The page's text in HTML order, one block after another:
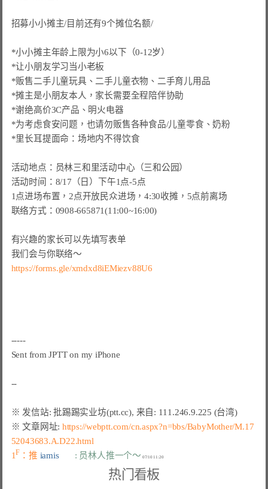
招募小小摊主/目前还有9个摊位名额/
*小小摊主年龄上限为小6以下（0-12岁）
*让小朋友学习当小老板
*贩售二手儿童玩具、二手儿童衣物、二手育儿用品
*摊主是小朋友本人，家长需要全程陪伴协助
*谢绝高价3C产品、明火电器
*为考虑食安问题，也请勿贩售各种食品/儿童零食、奶粉
*里长耳提面命：场地内不得饮食
活动地点：员林三和里活动中心（三和公园）
活动时间：8/17（日）下午1点-5点
1点进场布置，2点开放民众进场，4:30收摊，5点前离场
联络方式：0908-665871(11:00~16:00)
有兴趣的家长可以先填写表单
https://forms.gle/xmdxd8iEMiezv88U6
-----
Sent from JPTT on my iPhone
※ 发信站: 批踢踢实业坊(ptt.cc), 来自: 111.246.9.225 (台湾)
※ 文章网址: https://webptt.com/cn.aspx?n=bbs/BabyMother/M.17
52043683.A.D22.html
1F ：推 iamis : 员林人推一个～ 07/10 11:20
热门看板